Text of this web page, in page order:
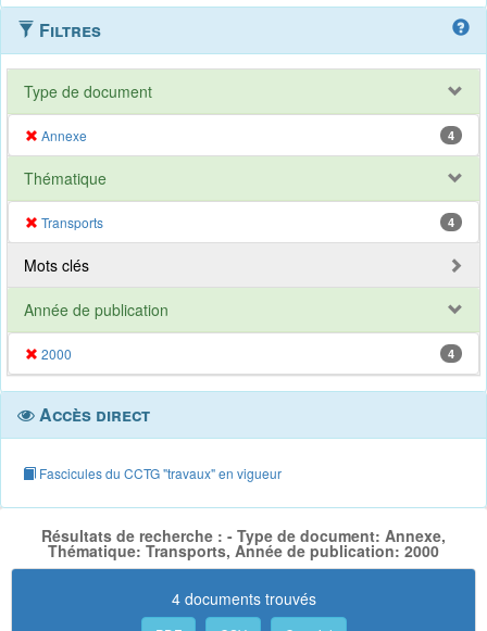
Filtres
Type de document
Annexe 4
Thématique
Transports 4
Mots clés
Année de publication
2000 4
Accès direct
Fascicules du CCTG "travaux" en vigueur
Résultats de recherche : - Type de document: Annexe,
Thématique: Transports, Année de publication: 2000
4 documents trouvés